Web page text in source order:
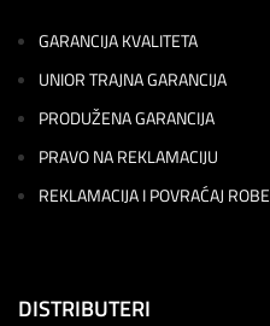
GARANCIJA KVALITETA
UNIOR TRAJNA GARANCIJA
PRODUŽENA GARANCIJA
PRAVO NA REKLAMACIJU
REKLAMACIJA I POVRAĆAJ ROBE
DISTRIBUTERI